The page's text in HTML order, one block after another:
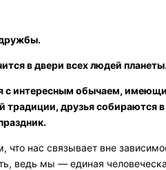
в двери всех людей
с интересным обычаем,
традиции, друзья собираются
нас связывает вне
ведь мы — единая